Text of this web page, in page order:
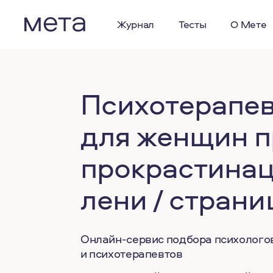
Журнал Тесты О Мете
для женщин
лени /
Онлайн-сервис подбора
и психотерапевтов